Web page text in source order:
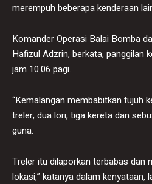
merempuh beberapa kenderaan
Komander Operasi Balai Bomba
Hafizul Adzrin, berkata, panggilan
jam 10.06 pagi.
“Kemalangan membabitkan tujuh
treler, dua lori, tiga kereta dan
guna.
Treler itu dilaporkan terbabas dan
lokasi,” katanya dalam kenyataan,